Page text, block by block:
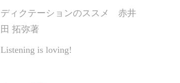
ディクテーションのススメ 赤井
田 拓弥著
Listening is loving!